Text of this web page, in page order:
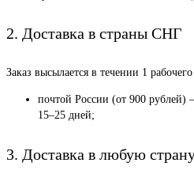
2. Доставка в страны СНГ
Заказ высылается в течении 1 рабочего
почтой России (от 900
15–25 дней;
3. Доставка в любую